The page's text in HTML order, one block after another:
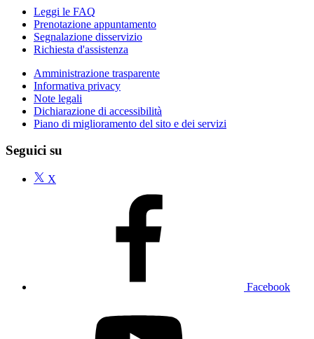
Leggi le FAQ
Prenotazione appuntamento
Segnalazione disservizio
Richiesta d'assistenza
Amministrazione trasparente
Informativa privacy
Note legali
Dichiarazione di accessibilità
Piano di miglioramento del sito e dei servizi
Seguici su
X
Facebook